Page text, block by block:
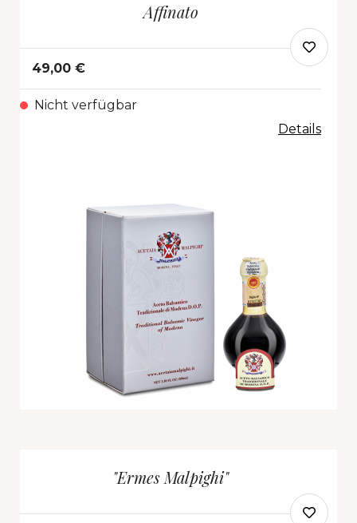
Affinato
49,00 €
Nicht verfügbar
Details
"Ermes Malpighi"